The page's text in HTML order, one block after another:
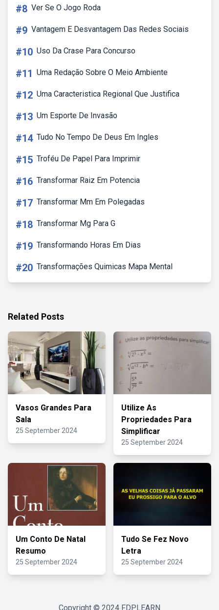
#8 Ver Se O Jogo Roda
#9 Vantagem E Desvantagem Das Redes Sociais
#10 Uso Da Crase Para Concurso
#11 Uma Redação Sobre O Meio Ambiente
#12 Uma Caracteristica Regional Que Justifica
#13 Um Esporte De Invasão
#14 Tudo No Tempo De Deus Em Ingles
#15 Troféu De Papel Para Imprimir
#16 Transformar Raiz Em Potencia
#17 Transformar Mm Em Polegadas
#18 Transformar Mg Para G
#19 Transformando Horas Em Dias
#20 Transformações Quimicas Mapa Mental
Related Posts
Vasos Grandes Para
Sala
25 September 2024
Utilize As
Propriedades Para
Simplificar
25 September 2024
Um Conto De Natal
Resumo
25 September 2024
Tudo Se Fez Novo
Letra
25 September 2024
Copyright © 2024 FDPLEARN